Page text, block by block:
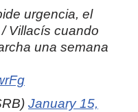
urgencia, el
Villacís cuando
una semana
January 15,